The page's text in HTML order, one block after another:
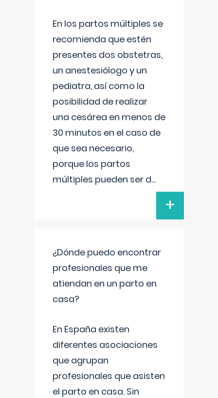
En los partos múltiples se
recomienda que estén
presentes dos obstetras,
un anestesiólogo y un
pediatra, así como la
posibilidad de realizar
una cesárea en menos de
30 minutos en el caso de
que sea necesario,
porque los partos
múltiples pueden ser d...
+
¿Dónde puedo encontrar
profesionales que me
atiendan en un parto en
casa?
En España existen
diferentes asociaciones
que agrupan
profesionales que asisten
el parto en casa. Sin